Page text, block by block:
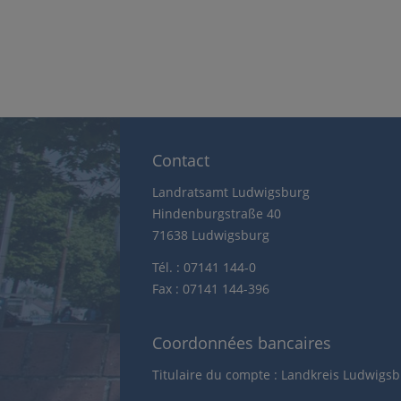
Contact
Landratsamt Ludwigsburg
Hindenburgstraße 40
71638 Ludwigsburg
Tél. : 07141 144-0
Fax : 07141 144-396
Coordonnées bancaires
Titulaire du compte : Landkreis